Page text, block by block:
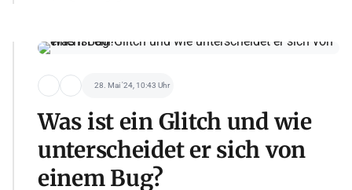
28. Mai '24, 10:43 Uhr
Was ist ein Glitch und wie
unterscheidet er sich von
einem Bug?